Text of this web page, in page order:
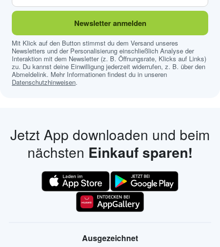
Newsletter anmelden
Mit Klick auf den Button stimmst du dem Versand unseres
Newsletters und der Personalisierung einschließlich Analyse der
Interaktion mit dem Newsletter (z. B. Öffnungsrate, Klicks auf Links)
zu. Du kannst deine Einwilligung jederzeit widerrufen, z. B. über den
Abmeldelink. Mehr Informationen findest du in unseren
Datenschutzhinweisen.
Jetzt App downloaden und beim
nächsten Einkauf sparen!
Ausgezeichnet